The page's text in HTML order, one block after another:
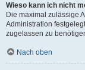
Wieso kann ich nicht
Die maximal zulässige
Administration
zugelassen zu
Nach oben